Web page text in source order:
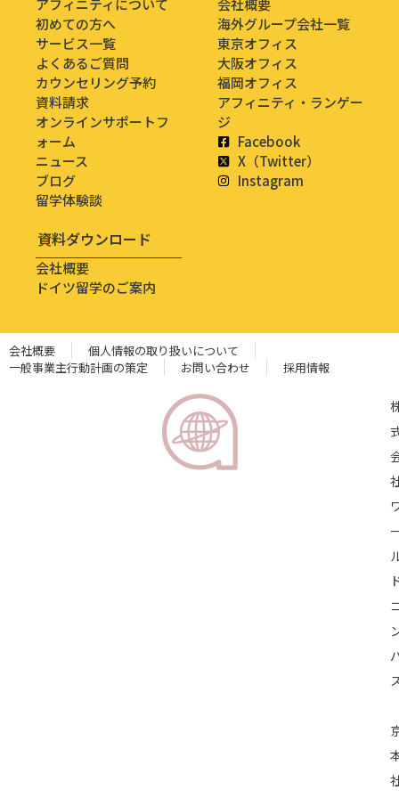
アフィニティについて
初めての方へ
サービス一覧
よくあるご質問
カウンセリング予約
資料請求
オンラインサポートフ
ォーム
ニュース
ブログ
留学体験談
資料ダウンロード
会社概要
ドイツ留学のご案内
会社概要
海外グループ会社一覧
東京オフィス
大阪オフィス
福岡オフィス
アフィニティ・ランゲー
ジ
Facebook
X（Twitter）
Instagram
会社概要
個人情報の取り扱いについて
一般事業主行動計画の策定
お問い合わせ 採用情報